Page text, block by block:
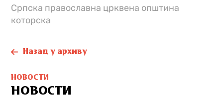
Српска православна црквена општина
которска
Назад у архиву
НОВОСТИ
НОВОСТИ